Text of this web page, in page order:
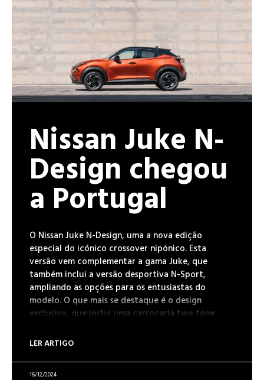
Nissan Juke N-
Design chegou
a Portugal
O Nissan Juke N-Design, uma a nova edição
especial do icónico crossover nipónico. Esta
versão vem complementar a gama Juke, que
também inclui a versão desportiva N-Sport,
ampliando as opções para os entusiastas do
modelo. O que mais se destaque é o design
exclusivo, que inclui uma carroçaria two tone
LER ARTIGO
16/12/2024